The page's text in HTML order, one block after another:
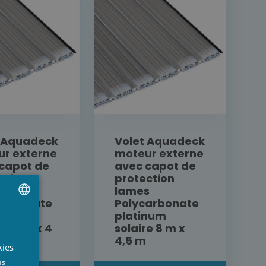
externe
de
12 m x 4
Volet Aquadeck
moteur externe
avec capot de
protection
lames
Polycarbonate
platinum
solaire 8 m x
4,5 m